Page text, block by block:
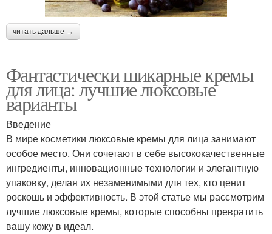
читать дальше →
Фантастически шикарные кремы
для лица: лучшие люксовые
варианты
Введение
В мире косметики люксовые кремы для лица занимают
особое место. Они сочетают в себе высококачественные
ингредиенты, инновационные технологии и элегантную
упаковку, делая их незаменимыми для тех, кто ценит
роскошь и эффективность. В этой статье мы рассмотрим
лучшие люксовые кремы, которые способны превратить
вашу кожу в идеал.